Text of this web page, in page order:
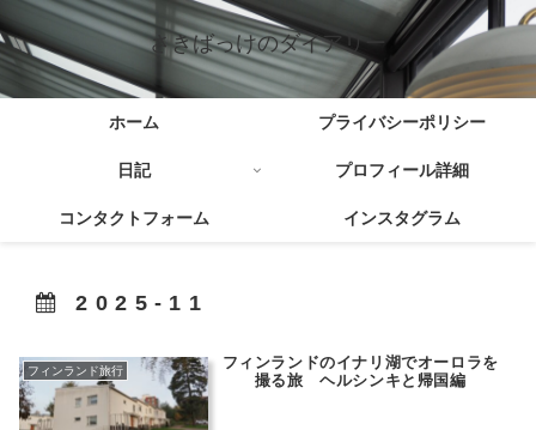
さきばっけのダイアリー
ホーム プライバシーポリシー
日記 プロフィール詳細
コンタクトフォーム インスタグラム
2025-11
フィンランド旅行
フィンランドのイナリ湖でオーロラを
撮る旅 ヘルシンキと帰国編